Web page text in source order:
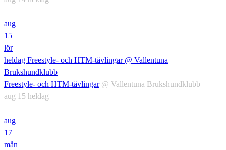
aug
15
lör
heldag Freestyle- och HTM-tävlingar @ Vallentuna
Brukshundklubb
Freestyle- och HTM-tävlingar @ Vallentuna Brukshundklubb
aug 15 heldag
aug
17
mån